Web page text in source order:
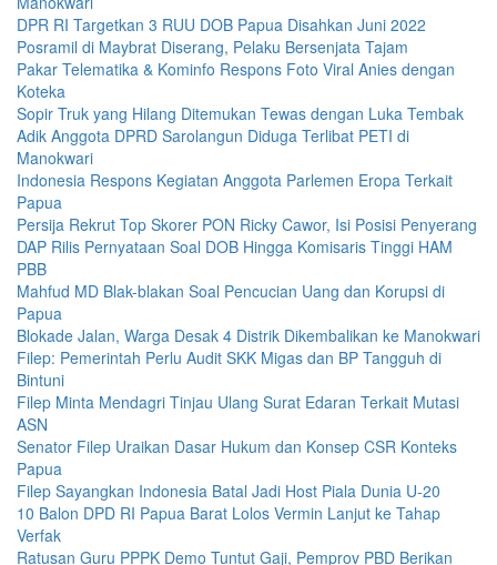
DPR RI Targetkan 3 RUU DOB Papua Disahkan Juni 2022
Posramil di Maybrat Diserang, Pelaku Bersenjata Tajam
Pakar Telematika & Kominfo Respons Foto Viral Anies dengan
Koteka
Sopir Truk yang Hilang Ditemukan Tewas dengan Luka Tembak
Adik Anggota DPRD Sarolangun Diduga Terlibat PETI di
Manokwari
Indonesia Respons Kegiatan Anggota Parlemen Eropa Terkait
Papua
Persija Rekrut Top Skorer PON Ricky Cawor, Isi Posisi Penyerang
DAP Rilis Pernyataan Soal DOB Hingga Komisaris Tinggi HAM
PBB
Mahfud MD Blak-blakan Soal Pencucian Uang dan Korupsi di
Papua
Blokade Jalan, Warga Desak 4 Distrik Dikembalikan ke Manokwari
Filep: Pemerintah Perlu Audit SKK Migas dan BP Tangguh di
Bintuni
Filep Minta Mendagri Tinjau Ulang Surat Edaran Terkait Mutasi
ASN
Senator Filep Uraikan Dasar Hukum dan Konsep CSR Konteks
Papua
Filep Sayangkan Indonesia Batal Jadi Host Piala Dunia U-20
10 Balon DPD RI Papua Barat Lolos Vermin Lanjut ke Tahap
Verfak
Ratusan Guru PPPK Demo Tuntut Gaji, Pemprov PBD Berikan